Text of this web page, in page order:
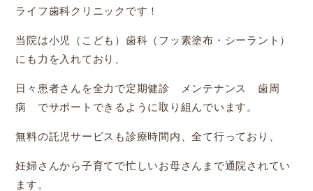
ライフ歯科クリニックです！
当院は小児（こども）歯科（フッ素塗布・シーラント）
にも力を入れており、
日々患者さんを全力で定期健診 メンテナンス 歯周
病 でサポートできるように取り組んでいます。
無料の託児サービスも診療時間内、全て行っており、
妊婦さんから子育てで忙しいお母さんまで通院されてい
ます。